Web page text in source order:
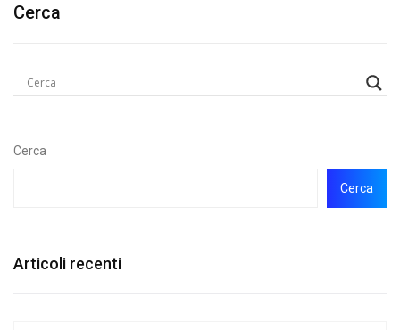
Cerca
Cerca
Cerca
Articoli recenti